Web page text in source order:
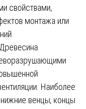
свойствами,
монтажа или
Древесина
Наиболее
венцы, концы